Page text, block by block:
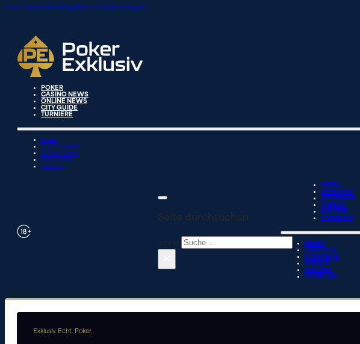
Zum Hauptinhalt springenZum Footer springen
POKER
CASINO NEWS
ONLINE NEWS
CITY GUIDE
TURNIERE
Poker
Casino News
Online News
City Guide
Turniere
Seite durchsuchen
NEWS
LIFESTYLE
STRATEGIE
VIDEOS
GALERIE
LIVEBLOG
NEWS
LIFESTYLE
STRATEGIE
VIDEOS
GALERIE
LIVEBLOG
Exklusiv. Echt. Poker.